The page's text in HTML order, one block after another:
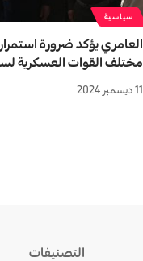
سياسية
العامري يؤكد ضرورة
مختلف القوات العسكرية
11 ديسمبر 2024
التصنيفات